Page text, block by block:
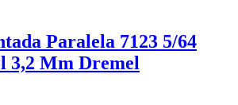
Paralela 7123 5/64
3,2 Mm Dremel